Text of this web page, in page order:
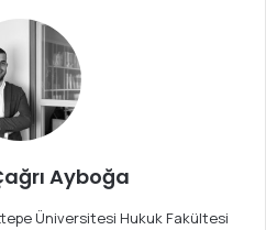
Ayboğa
Üniversitesi Hukuk Fakültesi